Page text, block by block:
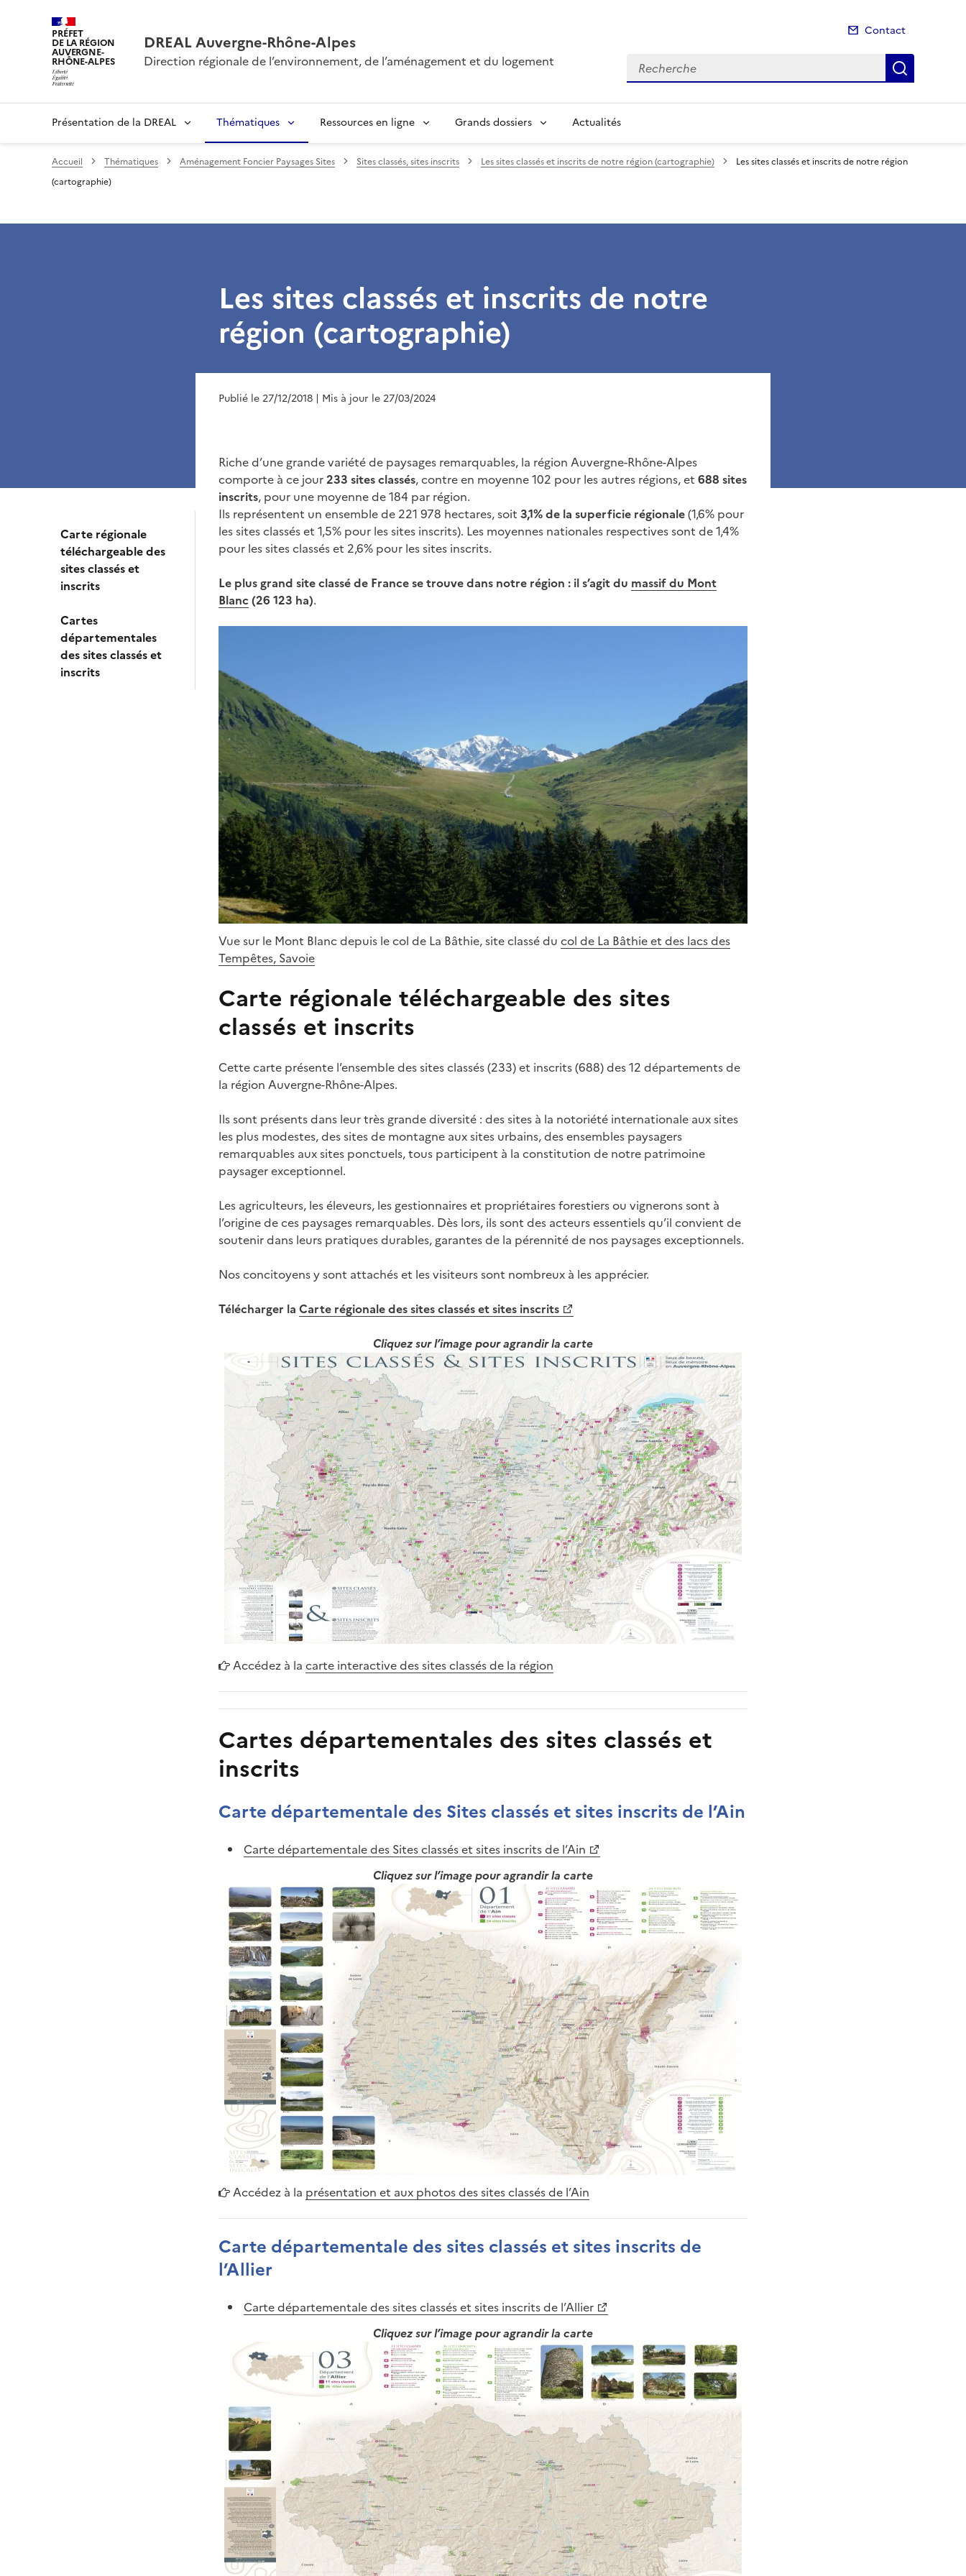
PRÉFET
DE LA RÉGION
AUVERGNE-
RHÔNE-ALPES
DREAL Auvergne-Rhône-Alpes
Direction régionale de l’environnement, de l’aménagement et du logement
Contact
Recherche
Présentation de la DREAL Thématiques Ressources en ligne Grands dossiers Actualités
Accueil Thématiques Aménagement Foncier Paysages Sites Sites classés, sites inscrits Les sites classés et inscrits de notre région (cartographie)
Les sites classés et inscrits de notre région
(cartographie)
Carte régionale
téléchargeable des
sites classés et
inscrits
Cartes
départementales
des sites classés et
inscrits
Les sites classés et inscrits de notre
région (cartographie)
Publié le 27/12/2018 | Mis à jour le 27/03/2024
Riche d’une grande variété de paysages remarquables, la région Auvergne-Rhône-Alpes
comporte à ce jour233 sites classés, contre en moyenne 102 pour les autres régions, et 688 sites
inscrits, pour une moyenne de 184 par région.
Ils représentent un ensemble de 221 978 hectares, soit 3,1% de la superficie régionale(1,6% pour
les sites classés et 1,5% pour les sites inscrits). Les moyennes nationales respectives sont de 1,4%
pour les sites classés et 2,6% pour les sites inscrits.
Le plus grand site classé de France se trouve dans notre région : il s’agit du massif du Mont
Blanc(26 123 ha).
Vue sur le Mont Blanc depuis le col de La Bâthie, site classé du col de La Bâthie et des lacs des
Tempêtes, Savoie
Carte régionale téléchargeable des sites
classés et inscrits
Cette carte présente l’ensemble des sites classés (233) et inscrits (688) des 12 départements de
la région Auvergne-Rhône-Alpes.
Ils sont présents dans leur très grande diversité : des sites à la notoriété internationale aux sites
les plus modestes, des sites de montagne aux sites urbains, des ensembles paysagers
remarquables aux sites ponctuels, tous participent à la constitution de notre patrimoine
paysager exceptionnel.
Les agriculteurs, les éleveurs, les gestionnaires et propriétaires forestiers ou vignerons sont à
l’origine de ces paysages remarquables. Dès lors, ils sont des acteurs essentiels qu’il convient de
soutenir dans leurs pratiques durables, garantes de la pérennité de nos paysages exceptionnels.
Nos concitoyens y sont attachés et les visiteurs sont nombreux à les apprécier.
Télécharger la Carte régionale des sites classés et sites inscrits
Cliquez sur l’image pour agrandir la carte
Accédez à la carte interactive des sites classés de la région
Cartes départementales des sites classés et
inscrits
Carte départementale des Sites classés et sites inscrits de l’Ain
Carte départementale des Sites classés et sites inscrits de l’Ain
Cliquez sur l’image pour agrandir la carte
Accédez à la présentation et aux photos des sites classés de l’Ain
Carte départementale des sites classés et sites inscrits de
l’Allier
Carte départementale des sites classés et sites inscrits de l’Allier
Cliquez sur l’image pour agrandir la carte